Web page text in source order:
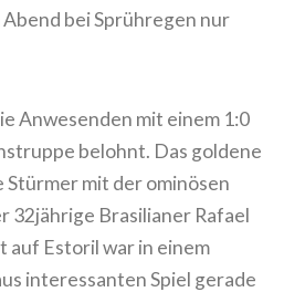
bei Sprühregen nur
Anwesenden mit einem 1:0
belohnt. Das goldene
mit der ominösen
32jährige Brasilianer Rafael
auf Estoril war in einem
interessanten Spiel gerade